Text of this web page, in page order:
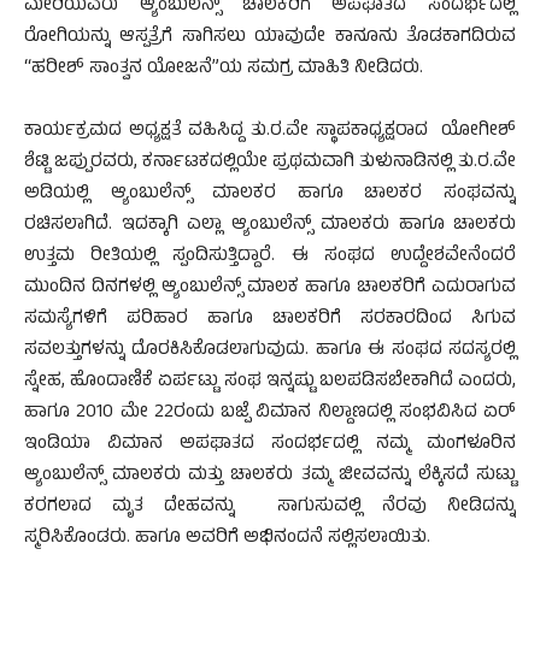
ಮೇರಿಯವರು ಆ್ಯಂಬುಲೆನ್ಸ್ ಚಾಲಕರಿಗೆ ಅಪಘಾತದ ಸಂದರ್ಭದಲ್ಲಿ
ರೋಗಿಯನ್ನು ಆಸ್ಪತ್ರೆಗೆ ಸಾಗಿಸಲು ಯಾವುದೇ ಕಾನೂನು ತೊಡಕಾಗದಿರುವ
“ಹರೀಶ್ ಸಾಂತ್ವನ ಯೋಜನೆ”ಯ ಸಮಗ್ರ ಮಾಹಿತಿ ನೀಡಿದರು.
ಕಾರ್ಯಕ್ರಮದ ಅಧ್ಯಕ್ಷತೆ ವಹಿಸಿದ್ದ ತು.ರ.ವೇ ಸ್ಥಾಪಕಾಧ್ಯಕ್ಷರಾದ ಯೋಗೀಶ್
ಶೆಟ್ಟಿ ಜಪ್ಪುರವರು, ಕರ್ನಾಟಕದಲ್ಲಿಯೇ ಪ್ರಥಮವಾಗಿ ತುಳುನಾಡಿನಲ್ಲಿ ತು.ರ.ವೇ
ಅಡಿಯಲ್ಲಿ ಆ್ಯಂಬುಲೆನ್ಸ್ ಮಾಲಕರ ಹಾಗೂ ಚಾಲಕರ ಸಂಘವನ್ನು
ರಚಿಸಲಾಗಿದೆ. ಇದಕ್ಕಾಗಿ ಎಲ್ಲಾ ಆ್ಯಂಬುಲೆನ್ಸ್ ಮಾಲಕರು ಹಾಗೂ ಚಾಲಕರು
ಉತ್ತಮ ರೀತಿಯಲ್ಲಿ ಸ್ಪಂದಿಸುತ್ತಿದ್ದಾರೆ. ಈ ಸಂಘದ ಉದ್ದೇಶವೇನೆಂದರೆ
ಮುಂದಿನ ದಿನಗಳಲ್ಲಿ ಆ್ಯಂಬುಲೆನ್ಸ್ ಮಾಲಕ ಹಾಗೂ ಚಾಲಕರಿಗೆ ಎದುರಾಗುವ
ಸಮಸ್ಯೆಗಳಿಗೆ ಪರಿಹಾರ ಹಾಗೂ ಚಾಲಕರಿಗೆ ಸರಕಾರದಿಂದ ಸಿಗುವ
ಸವಲತ್ತುಗಳನ್ನು ದೊರಕಿಸಿಕೊಡಲಾಗುವುದು. ಹಾಗೂ ಈ ಸಂಘದ ಸದಸ್ಯರಲ್ಲಿ
ಸ್ನೇಹ, ಹೊಂದಾಣಿಕೆ ಏರ್ಪಟ್ಟು ಸಂಘ ಇನ್ನಷ್ಟು ಬಲಪಡಿಸಬೇಕಾಗಿದೆ ಎಂದರು,
ಹಾಗೂ 2010 ಮೇ 22ರಂದು ಬಜ್ಪೆ ವಿಮಾನ ನಿಲ್ದಾಣದಲ್ಲಿ ಸಂಭವಿಸಿದ ಏರ್
ಇಂಡಿಯಾ ವಿಮಾನ ಅಪಘಾತದ ಸಂದರ್ಭದಲ್ಲಿ ನಮ್ಮ ಮಂಗಳೂರಿನ
ಆ್ಯಂಬುಲೆನ್ಸ್ ಮಾಲಕರು ಮತ್ತು ಚಾಲಕರು ತಮ್ಮ ಜೀವವನ್ನು ಲೆಕ್ಕಿಸದೆ ಸುಟ್ಟು
ಕರಗಲಾದ ಮೃತ ದೇಹವನ್ನು ಸಾಗುಸುವಲ್ಲಿ ನೆರವು ನೀಡಿದನ್ನು
ಸ್ಮರಿಸಿಕೊಂಡರು. ಹಾಗೂ ಅವರಿಗೆ ಅಭಿನಂದನೆ ಸಲ್ಲಿಸಲಾಯಿತು.